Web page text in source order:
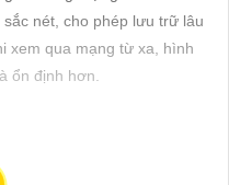
nét, cho phép lưu trữ lâu
xem qua mạng từ xa, hình
ổn định hơn.